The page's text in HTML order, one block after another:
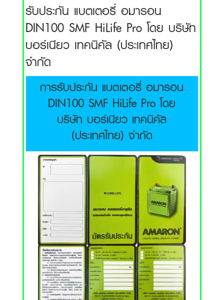
รับประกัน แบตเตอรี่ อมารอน
DIN100 SMF HiLife Pro โดย บริษัท
บอร์เนียว เทคนิคัล (ประเทศไทย)
จำกัด
การรับประกัน แบตเตอรี่ อมารอน
DIN100 SMF HiLife Pro โดย
บริษัท บอร์เนียว เทคนิคัล
(ประเทศไทย) จำกัด